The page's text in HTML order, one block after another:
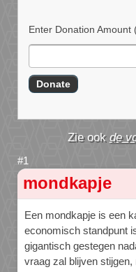
Enter Donation Amount
de
mondkapje
Een mondkapje is een
economisch standpunt
gigantisch gestegen
vraag zal blijven